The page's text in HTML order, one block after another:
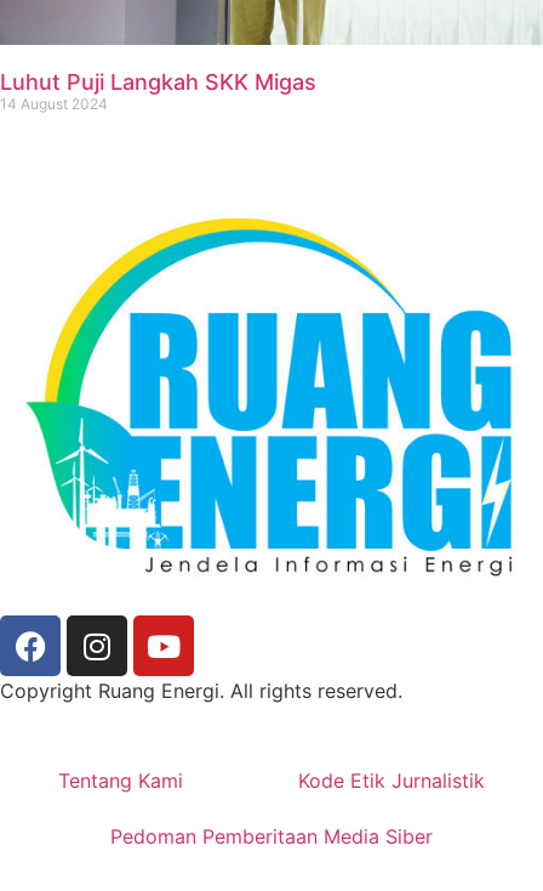
Luhut Puji Langkah SKK Migas
14 August 2024
Copyright Ruang Energi. All rights reserved.
Tentang Kami Kode Etik Jurnalistik
Pedoman Pemberitaan Media Siber